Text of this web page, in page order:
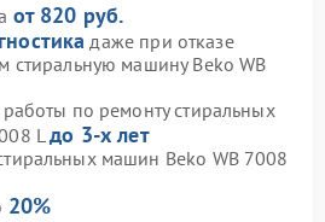
от 820 руб.
даже при отказе
стиральную машину Beko WB
по ремонту стиральных
Lдо 3-х лет
машин Beko WB 7008
20%